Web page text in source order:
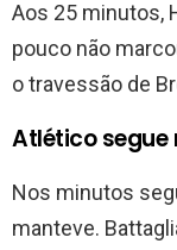
Aos 25 minutos,
pouco não
o travessão de
Atlético segue
Nos minutos
manteve.